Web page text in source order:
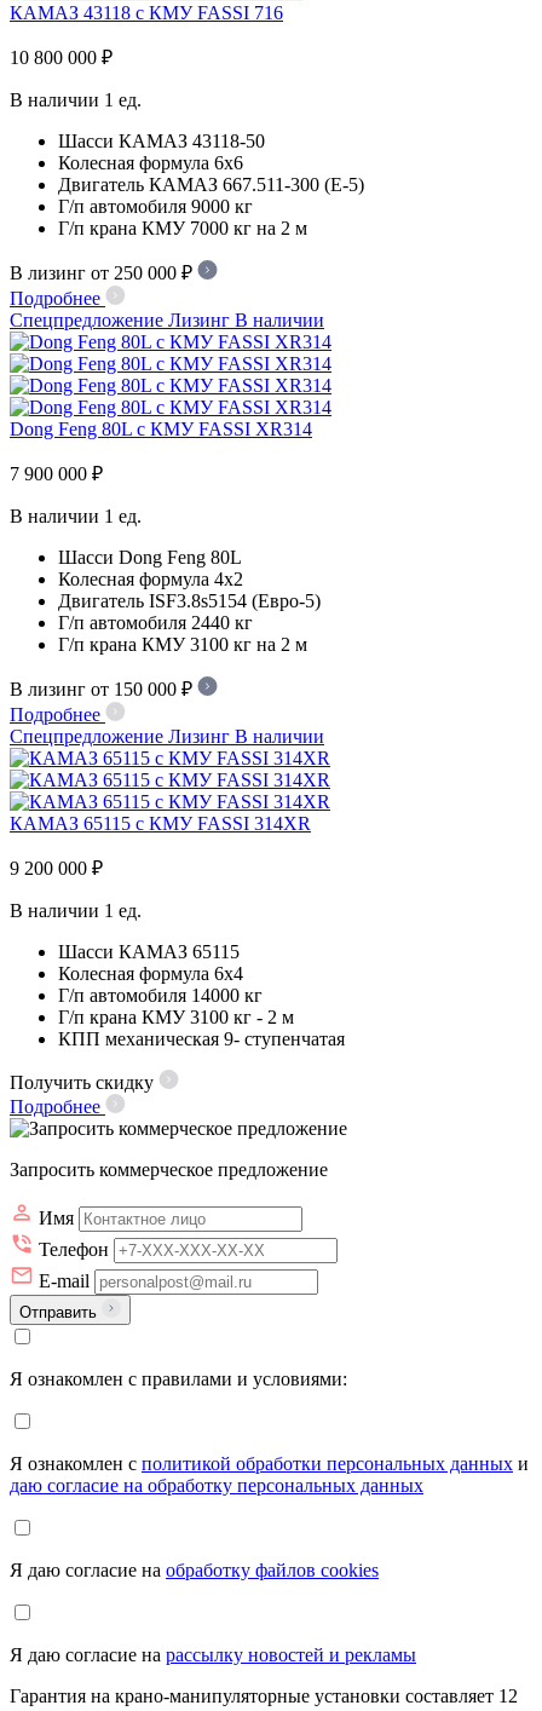
КАМАЗ 43118 с КМУ FASSI 716
10 800 000 ₽
В наличии 1 ед.
Шасси КАМАЗ 43118-50
Колесная формула 6х6
Двигатель КАМАЗ 667.511-300 (Е-5)
Г/п автомобиля 9000 кг
Г/п крана КМУ 7000 кг на 2 м
В лизинг от 250 000 ₽
Подробнее
Спецпредложение Лизинг В наличии
Dong Feng 80L с КМУ FASSI XR314
7 900 000 ₽
В наличии 1 ед.
Шасси Dong Feng 80L
Колесная формула 4x2
Двигатель ISF3.8s5154 (Евро-5)
Г/п автомобиля 2440 кг
Г/п крана КМУ 3100 кг на 2 м
В лизинг от 150 000 ₽
Подробнее
Спецпредложение Лизинг В наличии
КАМАЗ 65115 с КМУ FASSI 314XR
9 200 000 ₽
В наличии 1 ед.
Шасси КАМАЗ 65115
Колесная формула 6х4
Г/п автомобиля 14000 кг
Г/п крана КМУ 3100 кг - 2 м
КПП механическая 9- ступенчатая
Получить скидку
Подробнее
Запросить коммерческое предложение
Имя
Телефон
E-mail
Отправить
Я ознакомлен с правилами и условиями:
Я ознакомлен с политикой обработки персональных данных и
даю согласие на обработку персональных данных
Я даю согласие на обработку файлов cookies
Я даю согласие на рассылку новостей и рекламы
Гарантия на крано-манипуляторные установки составляет 12